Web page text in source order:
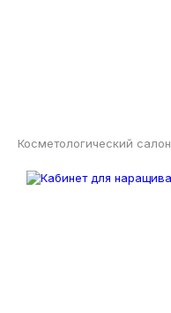
Косметологический салон